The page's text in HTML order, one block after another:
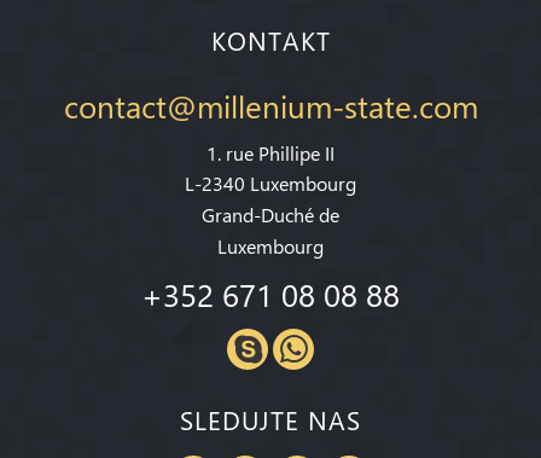
KONTAKT
contact@millenium-state.com
1. rue Phillipe II
L-2340 Luxembourg
Grand-Duché de
Luxembourg
+352 671 08 08 88
SLEDUJTE NAS